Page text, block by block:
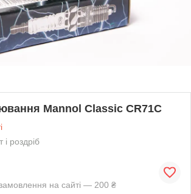
Mannol Classic CR71C
і роздріб
на сайті — 200 ₴